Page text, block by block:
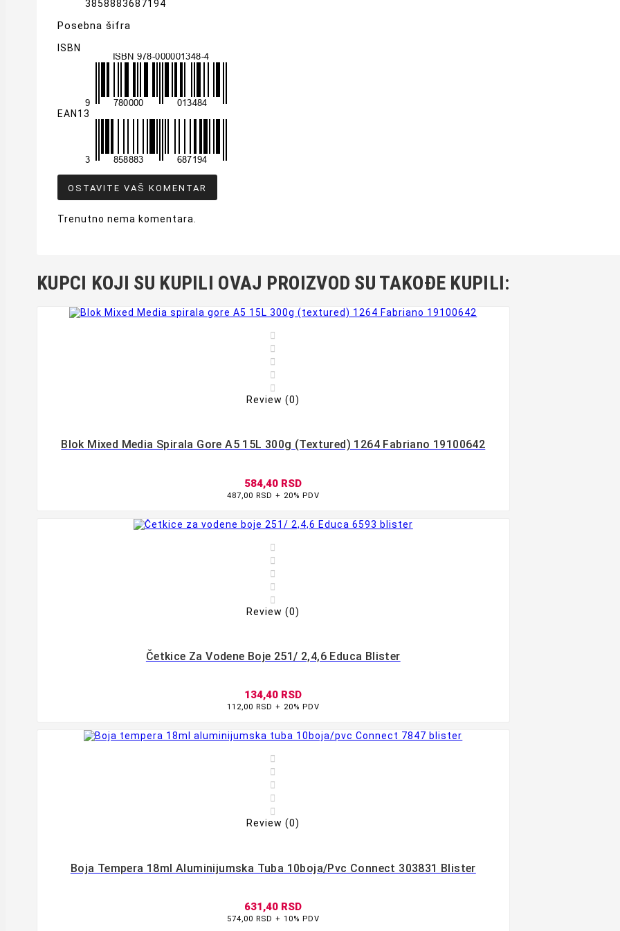
3858883687194
Posebna šifra
ISBN
EAN13
OSTAVITE VAŠ KOMENTAR
Trenutno nema komentara.
KUPCI KOJI SU KUPILI OVAJ PROIZVOD SU TAKOĐE KUPILI:
  





Review (0)
Blok Mixed Media Spirala Gore A5 15L 300g (textured) 1264 Fabriano 19100642
584,40 RSD
487,00 RSD + 20% PDV
  





Review (0)
Četkice Za Vodene Boje 251/ 2,4,6 Educa Blister
134,40 RSD
112,00 RSD + 20% PDV





Review (0)
Boja Tempera 18ml Aluminijumska Tuba 10boja/pvc Connect 303831 Blister
631,40 RSD
574,00 RSD + 10% PDV